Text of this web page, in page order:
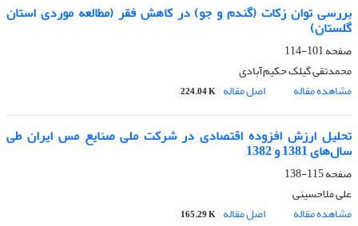
بررسی توان زکات (گندم و جو) در کاهش فقر (مطالعه موردی استان
گلستان)
صفحه101-114
محمدتقی گیلک حکیم‌آبادی
مشاهده مقاله
اصل مقاله 224.04 K
تحلیل ارزش افزوده اقتصادی در شرکت ملی صنایع مس ایران طی
سال‌های 1381 و 1382
صفحه115-138
علی ملاحسینی
مشاهده مقاله
اصل مقاله 165.29 K